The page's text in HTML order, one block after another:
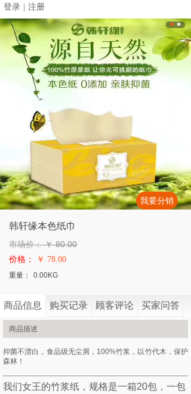
登录 注册
韩轩缘本色纸巾
市场价： ￥80.00
价格： ￥ 78.00
重量： 0.00KG
我要分销
商品信息 购买记录 顾客评论 买家问答
商品描述
抑菌不漂白，食品级无尘屑，100%竹浆，以竹代木，保护
森林！
我们女王的竹浆纸， 规格是一箱20包， 一包